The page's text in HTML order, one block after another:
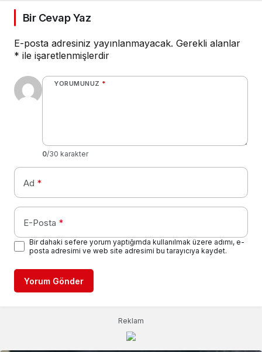
Bir Cevap Yaz
E-posta adresiniz yayınlanmayacak. Gerekli alanlar
* ile işaretlenmişlerdir
YORUMUNUZ *
0/30 karakter
Ad *
E-Posta *
Bir dahaki sefere yorum yaptığımda kullanılmak üzere adımı, e-
posta adresimi ve web site adresimi bu tarayıcıya kaydet.
Yorum Gönder
Reklam